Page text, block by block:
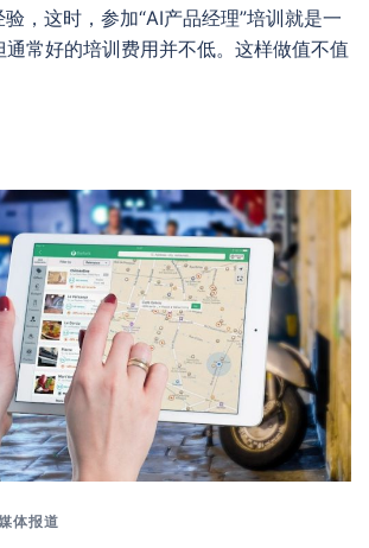
，这时，参加“AI产品经理”培训就是一
常好的培训费用并不低。这样做值不值
体报道